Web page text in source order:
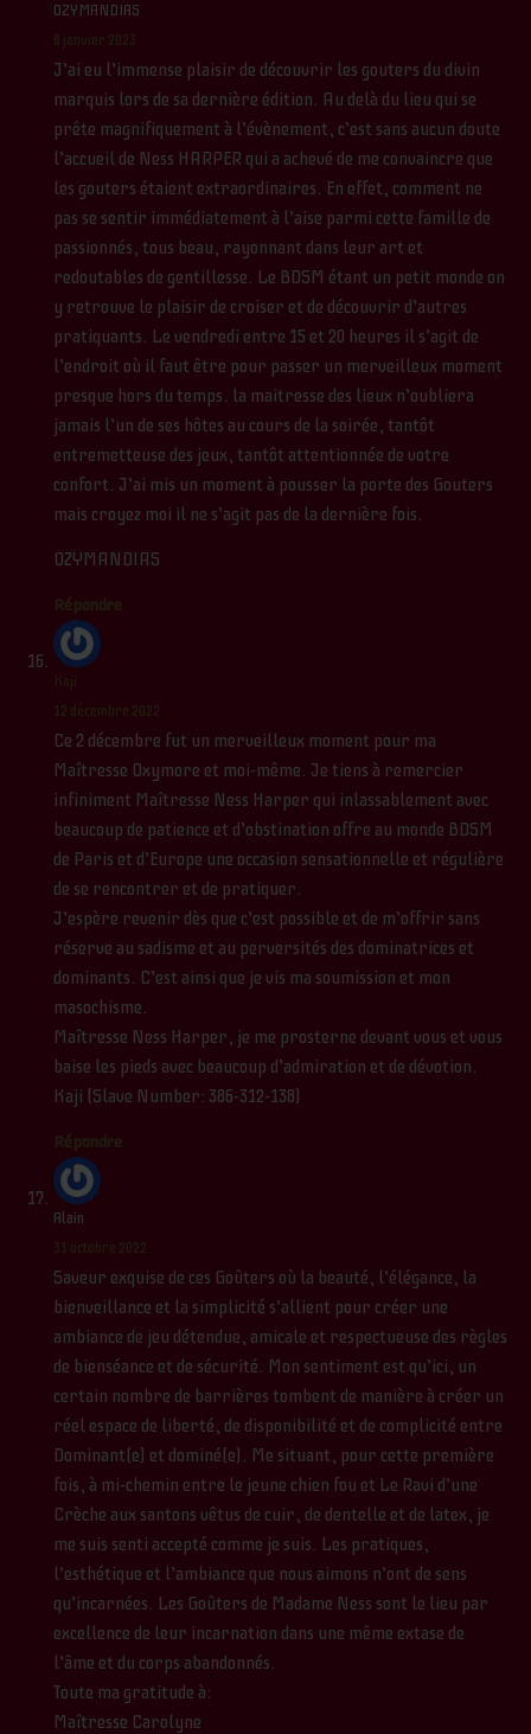
OZYMANDIAS
8 janvier 2023
J’ai eu l’immense plaisir de découvrir les gouters du divin
marquis lors de sa dernière édition. Au delà du lieu qui se
prête magnifiquement à l’évènement, c’est sans aucun doute
l’accueil de Ness HARPER qui a achevé de me convaincre que
les gouters étaient extraordinaires. En effet, comment ne
pas se sentir immédiatement à l’aise parmi cette famille de
passionnés, tous beau, rayonnant dans leur art et
redoutables de gentillesse. Le BDSM étant un petit monde on
y retrouve le plaisir de croiser et de découvrir d’autres
pratiquants. Le vendredi entre 15 et 20 heures il s’agit de
l’endroit où il faut être pour passer un merveilleux moment
presque hors du temps. la maitresse des lieux n’oubliera
jamais l’un de ses hôtes au cours de la soirée, tantôt
entremetteuse des jeux, tantôt attentionnée de votre
confort. J’ai mis un moment à pousser la porte des Gouters
mais croyez moi il ne s’agit pas de la dernière fois.
OZYMANDIAS
Répondre
Kaji
12 décembre 2022
Ce 2 décembre fut un merveilleux moment pour ma
Maîtresse Oxymore et moi-même. Je tiens à remercier
infiniment Maîtresse Ness Harper qui inlassablement avec
beaucoup de patience et d’obstination offre au monde BDSM
de Paris et d’Europe une occasion sensationnelle et régulière
de se rencontrer et de pratiquer.
J’espère revenir dès que c’est possible et de m’offrir sans
réserve au sadisme et au perversités des dominatrices et
dominants. C’est ainsi que je vis ma soumission et mon
masochisme.
Maîtresse Ness Harper, je me prosterne devant vous et vous
baise les pieds avec beaucoup d’admiration et de dévotion.
Kaji (Slave Number: 386-312-138)
Répondre
Alain
31 octobre 2022
Saveur exquise de ces Goûters où la beauté, l’élégance, la
bienveillance et la simplicité s’allient pour créer une
ambiance de jeu détendue, amicale et respectueuse des règles
de bienséance et de sécurité. Mon sentiment est qu’ici, un
certain nombre de barrières tombent de manière à créer un
réel espace de liberté, de disponibilité et de complicité entre
Dominant(e) et dominé(e). Me situant, pour cette première
fois, à mi-chemin entre le jeune chien fou et Le Ravi d’une
Crèche aux santons vêtus de cuir, de dentelle et de latex, je
me suis senti accepté comme je suis. Les pratiques,
l’esthétique et l’ambiance que nous aimons n’ont de sens
qu’incarnées. Les Goûters de Madame Ness sont le lieu par
excellence de leur incarnation dans une même extase de
l’âme et du corps abandonnés.
Toute ma gratitude à:
Maîtresse Carolyne